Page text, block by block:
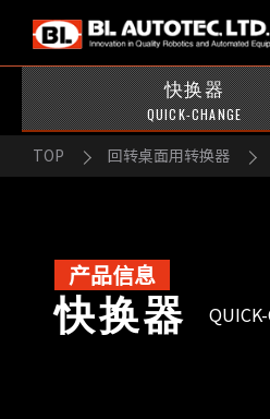
快换器
QUICK-CHANGE
TOP 回转桌面用转换器
产品信息
快换器